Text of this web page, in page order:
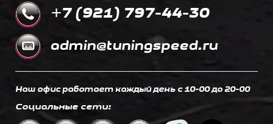
+7 (921) 797-44-30
admin@tuningspeed.ru
Наш офис работает каждый день c 10-00 до 20-00
Социальные сети: